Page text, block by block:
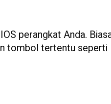
perangkat Anda.
tombol tertentu seperti